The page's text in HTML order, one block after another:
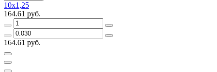
10х1,25
164.61 руб.
164.61 руб.